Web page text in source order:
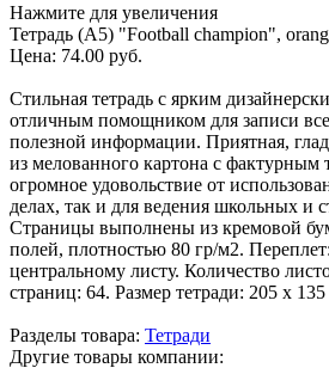
Нажмите для увеличения
Тетрадь (A5) "Football champion",
Цена: 74.00 руб.
Стильная тетрадь с ярким
отличным помощником для записи
полезной информации. Приятная,
из мелованного картона с фактурным
огромное удовольствие от
делах, так и для ведения школьных и
Страницы выполнены из кремовой
полей, плотностью 80 гр/м2.
центральному листу. Количество
страниц: 64. Размер тетради: 205 х
Разделы товара: Тетради
Другие товары компании: